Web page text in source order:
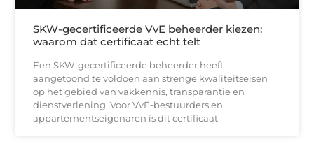
SKW-gecertificeerde VvE beheerder kiezen:
waarom dat certificaat echt telt
Een SKW-gecertificeerde beheerder heeft
aangetoond te voldoen aan strenge kwaliteitseisen
op het gebied van vakkennis, transparantie en
dienstverlening. Voor VvE-bestuurders en
appartementseigenaren is dit certificaat